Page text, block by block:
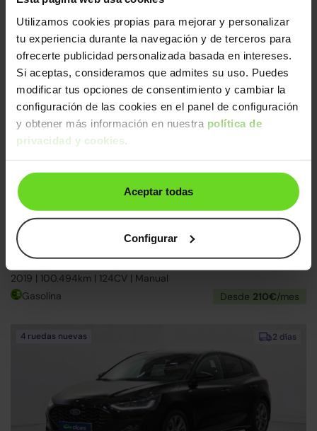
Utilizamos cookies propias para mejorar y personalizar
tu experiencia durante la navegación y de terceros para
ofrecerte publicidad personalizada basada en intereses.
Si aceptas, consideramos que admites su uso. Puedes
modificar tus opciones de consentimiento y cambiar la
configuración de las cookies en el panel de configuración
y obtener más información en nuestra política de
privacidad y cookies
Aceptar todas
Configurar
Ford Focus
1.0 Ecoboost MHEV ST-Line 155
2023 | 76.964km | 155CV | Manual
19.690€
Mild hybrid Desde239€/mes
2 días
Ford Focus
1.0 Ecoboost Trend Edition 125
2019 | 100.494km | 124CV | Manual
11.190€
Gasolina Desde 210€/mes
2 días
4 ruedas nuevas